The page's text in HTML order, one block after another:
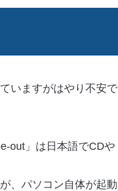
いますがはやり不安で
out」は日本語でCDや
、パソコン自体が起動